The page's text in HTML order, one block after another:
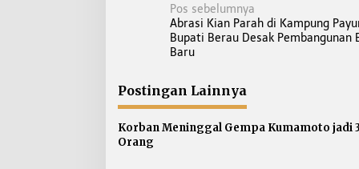
N
a
v
g
a
s
Pos sebelumnya
Abrasi Kian Parah di Kampung
Bupati Berau Desak Pembangunan
Baru
Postingan Lainnya
Korban Meninggal Gempa Kumamoto jadi
Orang